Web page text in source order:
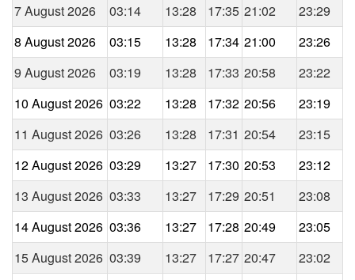
7 August 2026
03:14 13:28 17:35 21:02
23:29
8 August 2026
03:15 13:28 17:34 21:00
23:26
9 August 2026
03:19 13:28 17:33 20:58
23:22
10 August 2026 03:22 13:28 17:32 20:56
23:19
11 August 2026 03:26 13:28 17:31 20:54
23:15
12 August 2026 03:29 13:27 17:30 20:53
23:12
13 August 2026 03:33 13:27 17:29 20:51
23:08
14 August 2026 03:36 13:27 17:28 20:49
23:05
15 August 2026 03:39 13:27 17:27 20:47
23:02